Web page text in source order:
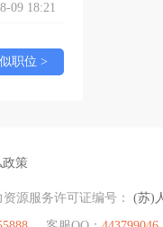
09 18:21
职位 >
政策
资源服务许可证编号： (苏)